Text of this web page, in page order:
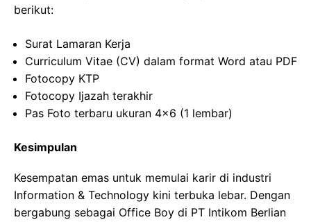
berikut:
Surat Lamaran Kerja
Curriculum Vitae (CV) dalam format Word atau PDF
Fotocopy KTP
Fotocopy Ijazah terakhir
Pas Foto terbaru ukuran 4×6 (1 lembar)
Kesimpulan
Kesempatan emas untuk memulai karir di industri
Information & Technology kini terbuka lebar. Dengan
bergabung sebagai Office Boy di PT Intikom Berlian